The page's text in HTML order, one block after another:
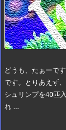
どうも、たぁーです
です。 とりあえず
シュリンプを40匹
れ ...